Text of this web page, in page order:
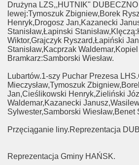
Drużyna LZS,,HUTNIK" DUBECZNO
lewej:Tymoszuk Zbigniew,Borek
Henryk,Drogosz Jan,Kazanecki
Stanisław,Łapinski
Wiktor,Grajczyk Ryszard,Łapiński
Stanisław,Kacprzak Waldemar,Kopiel
Bramkarz:Samborski Wiesław.
Lubartów.1-szy Puchar Prezesa
Mieczysław,Tymoszuk
Jan,Cieślikowski Henryk,Zieliński
Waldemar,Kazanecki
Sylwester,Samborski Wiesław,Benet
Przęciąganie liny.Reprezentacja
Reprezentacja Gminy HAŃSK.